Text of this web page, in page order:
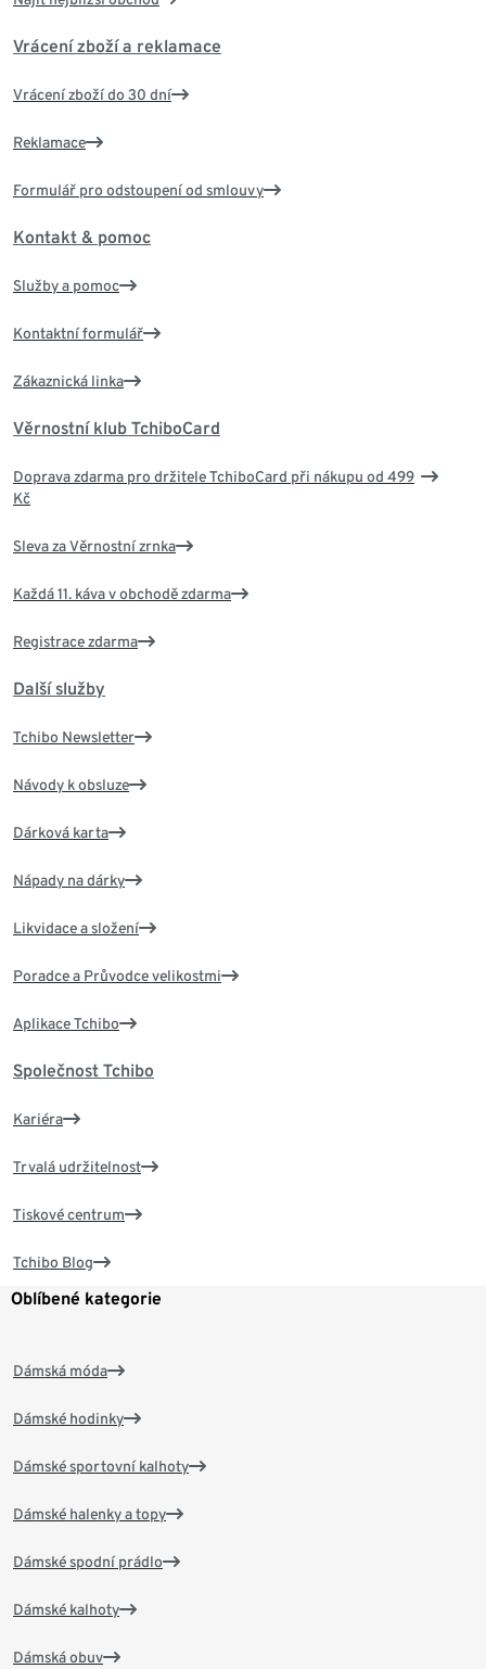
Vrácení zboží a reklamace
Vrácení zboží do 30 dní
Reklamace
Formulář pro odstoupení od smlouvy
Kontakt & pomoc
Služby a pomoc
Kontaktní formulář
Zákaznická linka
Věrnostní klub TchiboCard
Doprava zdarma pro držitele TchiboCard při nákupu od 499
Kč
Sleva za Věrnostní zrnka
Každá 11. káva v obchodě zdarma
Registrace zdarma
Další služby
Tchibo Newsletter
Návody k obsluze
Dárková karta
Nápady na dárky
Likvidace a složení
Poradce a Průvodce velikostmi
Aplikace Tchibo
Společnost Tchibo
Kariéra
Trvalá udržitelnost
Tiskové centrum
Tchibo Blog
Oblíbené kategorie
Dámská móda
Dámské hodinky
Dámské sportovní kalhoty
Dámské halenky a topy
Dámské spodní prádlo
Dámské kalhoty
Dámská obuv